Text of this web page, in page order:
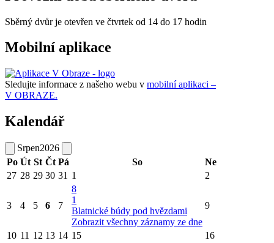
Sběrný dvůr je otevřen ve čtvrtek od 14 do 17 hodin
Mobilní aplikace
Sledujte informace z našeho webu v mobilní aplikaci –
V OBRAZE.
Kalendář
Srpen2026
Po Út St Čt Pá So
Ne
27 28 29 30 31 1 2
3 4 5 6 7
8
1
Blatnické búdy pod hvězdami
Zobrazit všechny záznamy ze dne
9
10 11 12 13 14 15 16